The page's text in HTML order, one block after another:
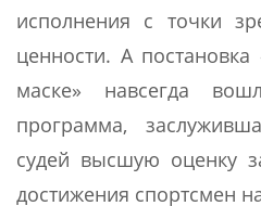
исполнения с точки
ценности. А
маске» навсегда
программа,
судей высшую оценку
достижения спортсмен